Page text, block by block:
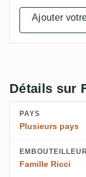
Ajouter
Détails sur
PAYS
Plusieurs pays
EMBOUTEILLEUR
Famille Ricci